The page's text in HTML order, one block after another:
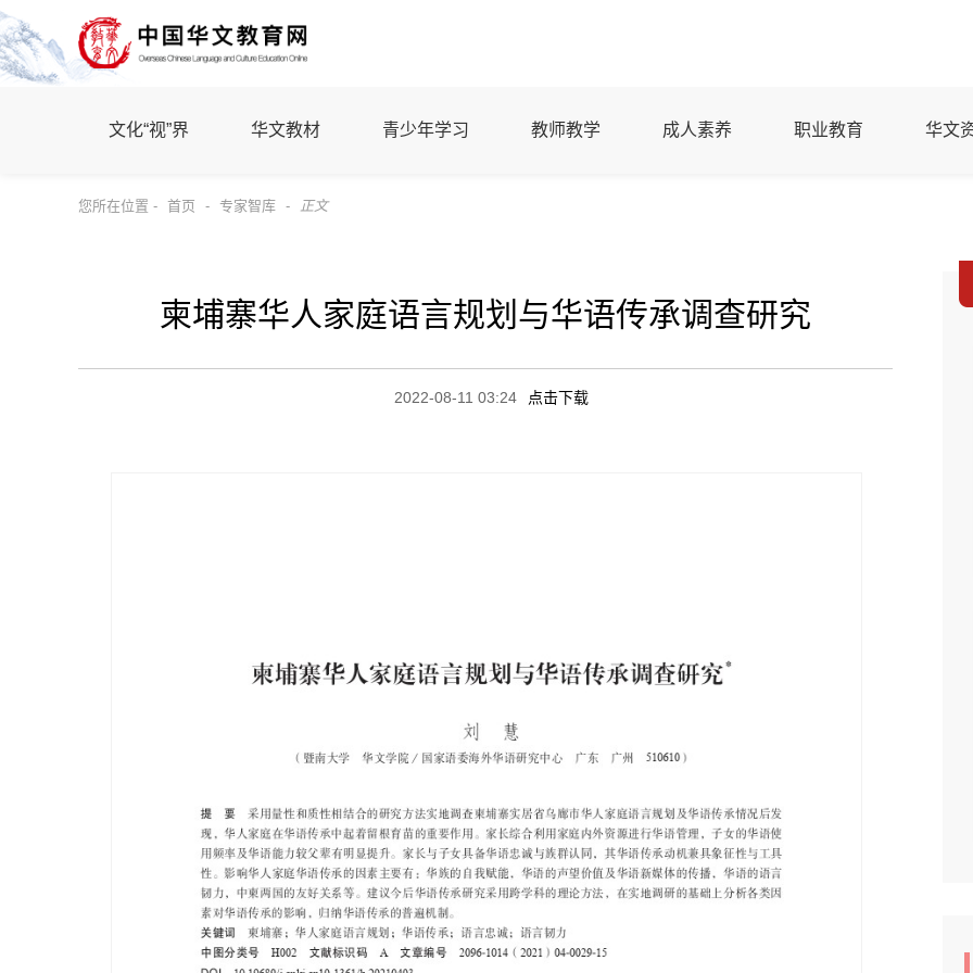
文化“视”界 华文教材 青少年学习 教师教学 成人素养 职业教育 华文
您所在位置 - 首页 - 专家智库 - 正文
柬埔寨华人家庭语言规划与华语传承调查研究
2022-08-11 03:24 点击下载